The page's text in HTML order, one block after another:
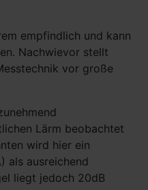
empfindlich und kann
Nachwievor stellt
vor große
Lärm beobachtet
wird hier ein
als ausreichend
liegt jedoch 20dB